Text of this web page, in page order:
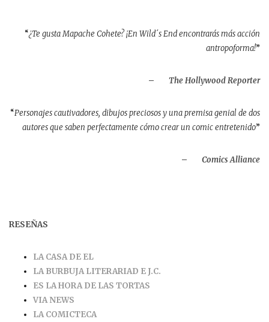
“¿Te gusta Mapache Cohete? ¡En Wild´s End encontrarás más acción
antropoforma!”
– The Hollywood Reporter
“Personajes cautivadores, dibujos preciosos y una premisa genial de dos
autores que saben perfectamente cómo crear un comic entretenido”
– Comics Alliance
RESEÑAS
LA CASA DE EL
LA BURBUJA LITERARIAD E J.C.
ES LA HORA DE LAS TORTAS
VIA NEWS
LA COMICTECA